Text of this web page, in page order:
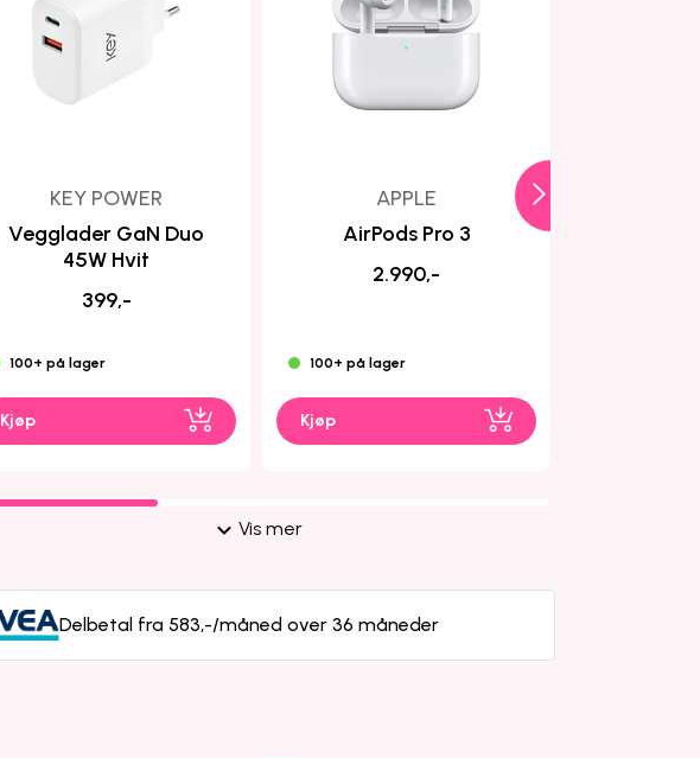
KEY POWER
Vegglader GaN Duo
45W Hvit
399,-
100+ på lager
Kjøp
APPLE
AirPods Pro 3
2.990,-
100+ på lager
Kjøp
Vis mer
Delbetal fra 583,-/måned over 36 måneder